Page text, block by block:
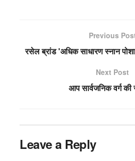
Previous
रसेल ब्रांड 'अधिक साधारण स्नान
Next Post
आप सार्वजनिक वर्ग की
Leave a Reply